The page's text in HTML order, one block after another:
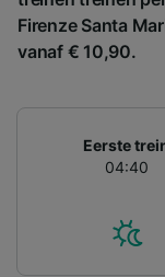
Firenze Santa
vanaf € 10,90.
Eerste
04:40
gevraagd
Wij en onze
identificatie.
opslaan en/
ontwikkeling
Partnerlijst